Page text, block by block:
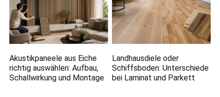
Akustikpaneele aus Eiche
richtig auswählen: Aufbau,
Schallwirkung und Montage
Landhausdiele oder
Schiffsboden: Unterschiede
bei Laminat und Parkett